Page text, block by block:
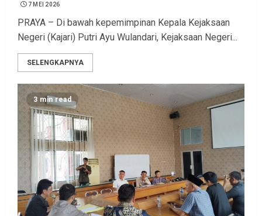
7 MEI 2026
PRAYA – Di bawah kepemimpinan Kepala Kejaksaan
Negeri (Kajari) Putri Ayu Wulandari, Kejaksaan Negeri...
SELENGKAPNYA
3 min read